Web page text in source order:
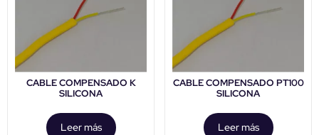
CABLE COMPENSADO K
SILICONA
Leer más
CABLE COMPENSADO PT100
SILICONA
Leer más